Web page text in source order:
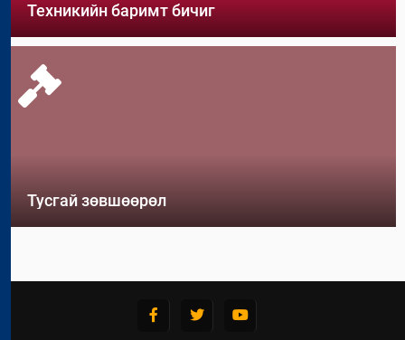
Техникийн баримт бичиг
Тусгай зөвшөөрөл